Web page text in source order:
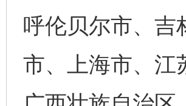
呼伦贝尔市、吉
市、上海市、江